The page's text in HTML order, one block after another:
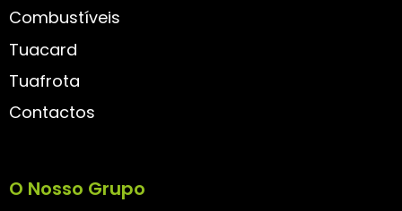
Combustíveis
Tuacard
Tuafrota
Contactos
O Nosso Grupo